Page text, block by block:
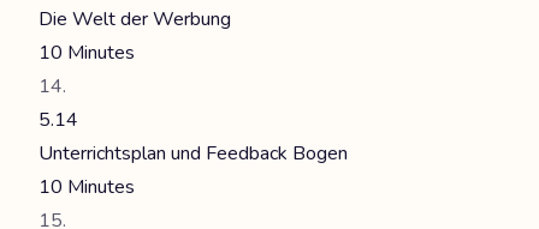
Die Welt der Werbung
10 Minutes
5.14
Unterrichtsplan und Feedback Bogen
10 Minutes